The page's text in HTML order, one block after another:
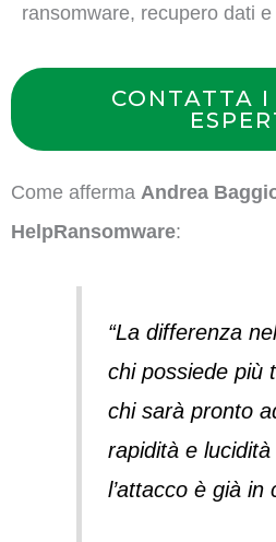
ransomware, recupero dati
CONTATTA I
Come afferma Andrea
HelpRansomware:
“La differenza
chi possiede più
chi sarà pronto
rapidità e
l’attacco è già in